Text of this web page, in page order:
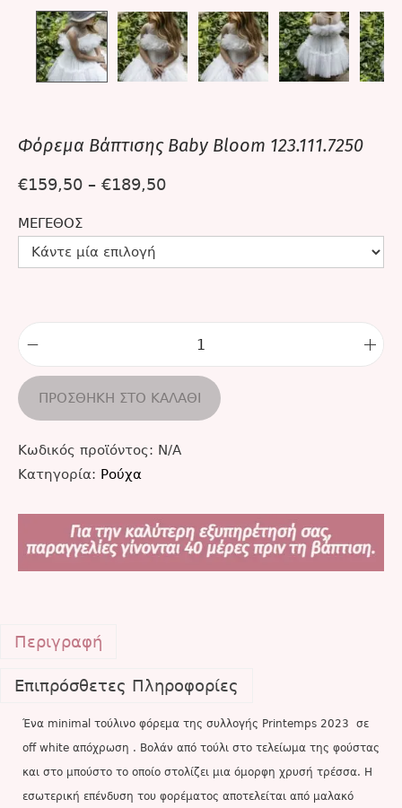
Φόρεμα Βάπτισης Βaby Bloom 123.111.7250
€159,50 – €189,50
ΜΈΓΕΘΟΣ
ΠΡΟΣΘΉΚΗ ΣΤΟ ΚΑΛΆΘΙ
Κωδικός προϊόντος: N/A
Κατηγορία: Ρούχα
Περιγραφή
Επιπρόσθετες Πληροφορίες
Ένα minimal τούλινο φόρεμα της συλλογής Printemps 2023 σε
off white απόχρωση . Βολάν από τούλι στο τελείωμα της φούστας
και στο μπούστο το οποίο στολίζει μια όμορφη χρυσή τρέσσα. Η
εσωτερική επένδυση του φορέματος αποτελείται από μαλακό